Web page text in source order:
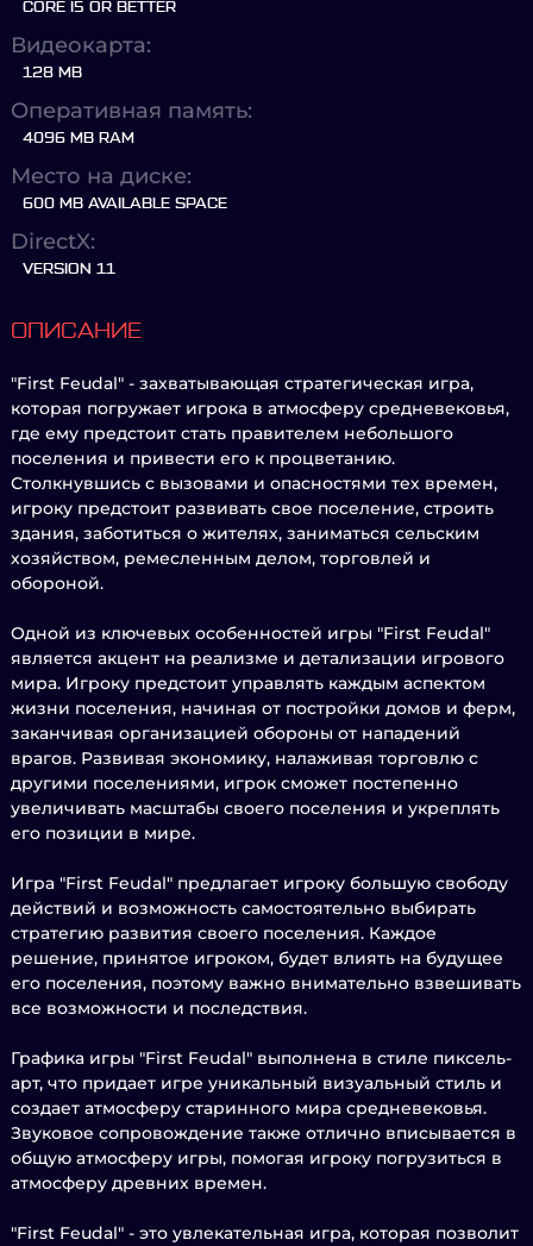
CORE I5 OR BETTER
Видеокарта:
128 MB
Оперативная память:
4096 MB RAM
Место на диске:
600 MB AVAILABLE SPACE
DirectX:
VERSION 11
ОПИСАНИЕ
"First Feudal" - захватывающая стратегическая игра,
которая погружает игрока в атмосферу средневековья,
где ему предстоит стать правителем небольшого
поселения и привести его к процветанию.
Столкнувшись с вызовами и опасностями тех времен,
игроку предстоит развивать свое поселение, строить
здания, заботиться о жителях, заниматься сельским
хозяйством, ремесленным делом, торговлей и
обороной.
Одной из ключевых особенностей игры "First Feudal"
является акцент на реализме и детализации игрового
мира. Игроку предстоит управлять каждым аспектом
жизни поселения, начиная от постройки домов и ферм,
заканчивая организацией обороны от нападений
врагов. Развивая экономику, налаживая торговлю с
другими поселениями, игрок сможет постепенно
увеличивать масштабы своего поселения и укреплять
его позиции в мире.
Игра "First Feudal" предлагает игроку большую свободу
действий и возможность самостоятельно выбирать
стратегию развития своего поселения. Каждое
решение, принятое игроком, будет влиять на будущее
его поселения, поэтому важно внимательно взвешивать
все возможности и последствия.
Графика игры "First Feudal" выполнена в стиле пиксель-
арт, что придает игре уникальный визуальный стиль и
создает атмосферу старинного мира средневековья.
Звуковое сопровождение также отлично вписывается в
общую атмосферу игры, помогая игроку погрузиться в
атмосферу древних времен.
"First Feudal" - это увлекательная игра, которая позволит